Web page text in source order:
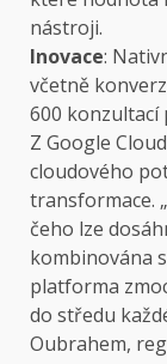
nástroji.
Inovace:
včetně
600
Z Google
cloudového
transformace.
čeho lze
kombinována
platforma
do středu
Oubrahem,